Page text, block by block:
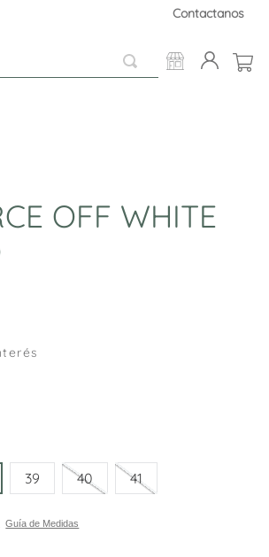
Contactanos
OFF WHITE
39 40 41
Guía de Medidas